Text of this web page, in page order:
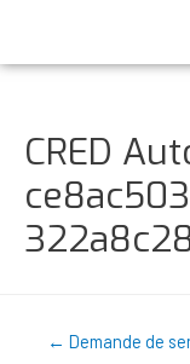
CRED
← Demande de